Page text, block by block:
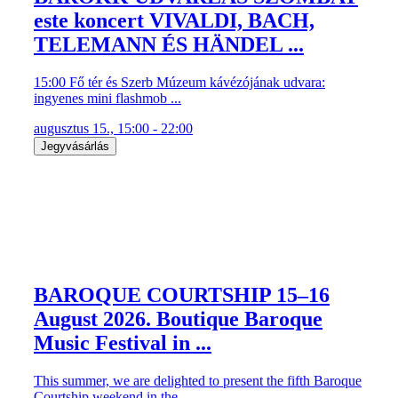
este koncert VIVALDI, BACH,
TELEMANN ÉS HÄNDEL ...
15:00 Fő tér és Szerb Múzeum kávézójának udvara:
ingyenes mini flashmob ...
augusztus 15., 15:00 - 22:00
Jegyvásárlás
BAROQUE COURTSHIP 15–16
August 2026. Boutique Baroque
Music Festival in ...
This summer, we are delighted to present the fifth Baroque